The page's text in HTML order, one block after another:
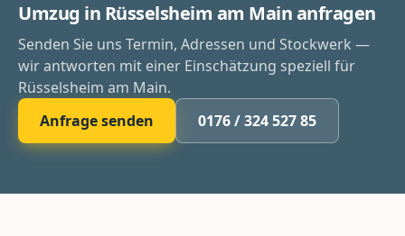
Umzug in Rüsselsheim am Main anfragen
Senden Sie uns Termin, Adressen und Stockwerk —
wir antworten mit einer Einschätzung speziell für
Rüsselsheim am Main.
Anfrage senden
0176 / 324 527 85